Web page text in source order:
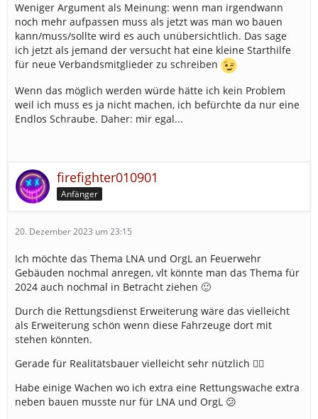
Weniger Argument als Meinung: wenn man irgendwann
noch mehr aufpassen muss als jetzt was man wo bauen
kann/muss/sollte wird es auch unübersichtlich. Das sage
ich jetzt als jemand der versucht hat eine kleine Starthilfe
für neue Verbandsmitglieder zu schreiben
Wenn das möglich werden würde hätte ich kein Problem
weil ich muss es ja nicht machen, ich befürchte da nur eine
Endlos Schraube. Daher: mir egal...
firefighter010901
Anfänger
20. Dezember 2023 um 23:15
Ich möchte das Thema LNA und OrgL an Feuerwehr
Gebäuden nochmal anregen, vlt könnte man das Thema für
2024 auch nochmal in Betracht ziehen 🙂
Durch die Rettungsdienst Erweiterung wäre das vielleicht
als Erweiterung schön wenn diese Fahrzeuge dort mit
stehen könnten.
Gerade für Realitätsbauer vielleicht sehr nützlich 👍🏼
Habe einige Wachen wo ich extra eine Rettungswache extra
neben bauen musste nur für LNA und OrgL 😕